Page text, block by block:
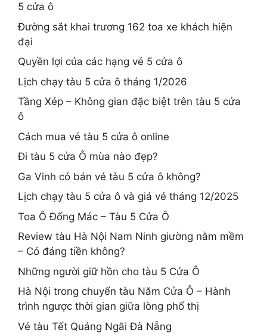
5 cửa ô
Đường sắt khai trương 162 toa xe khách hiện
đại
Quyền lợi của các hạng vé 5 cửa ô
Lịch chạy tàu 5 cửa ô tháng 1/2026
Tầng Xép – Không gian đặc biệt trên tàu 5 cửa
ô
Cách mua vé tàu 5 cửa ô online
Đi tàu 5 cửa Ô mùa nào đẹp?
Ga Vinh có bán vé tàu 5 cửa ô không?
Lịch chạy tàu 5 cửa ô và giá vé tháng 12/2025
Toa Ô Đống Mác – Tàu 5 Cửa Ô
Review tàu Hà Nội Nam Ninh giường nằm mềm
– Có đáng tiền không?
Những người giữ hồn cho tàu 5 Cửa Ô
Hà Nội trong chuyến tàu Năm Cửa Ô – Hành
trình ngược thời gian giữa lòng phố thị
Vé tàu Tết Quảng Ngãi Đà Nẵng